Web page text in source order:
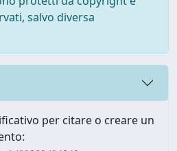
salvo diversa
per citare o creare un